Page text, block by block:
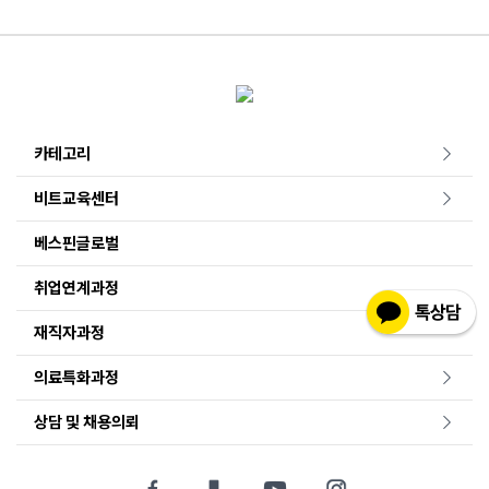
카테고리
비트교육센터
베스핀글로벌
취업연계과정
재직자과정
의료특화과정
상담 및 채용의뢰